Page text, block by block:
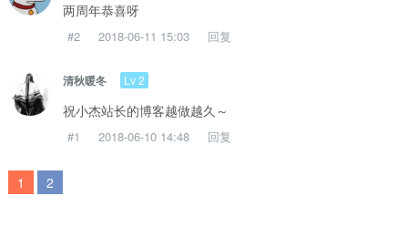
两周年恭喜呀
#2 2018-06-11 15:03 回复
清秋暖冬 Lv 2
祝小杰站长的博客越做越久～
#1 2018-06-10 14:48 回复
1 2